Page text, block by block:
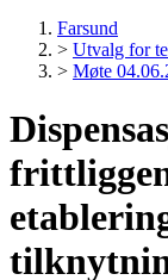
Farsund
> Utvalg for
> Møte